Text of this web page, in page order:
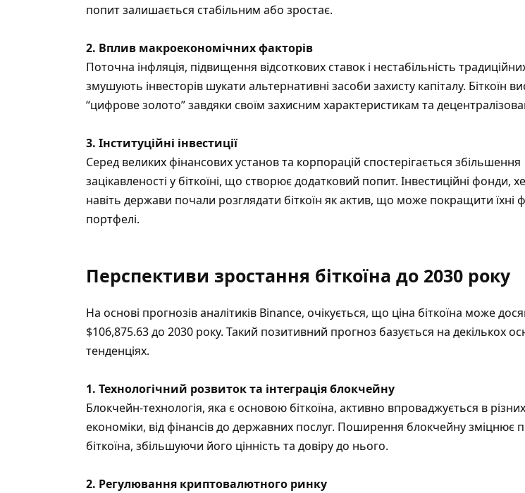
попит залишається стабільним або зростає.
2. Вплив макроекономічних факторів
Поточна інфляція, підвищення відсоткових ставок і нестабільність
змушують інвесторів шукати альтернативні засоби захисту капіталу. Біткоїн
“цифрове золото” завдяки своїм захисним характеристикам та
3. Інституційні інвестиції
Серед великих фінансових установ та корпорацій спостерігається збільшення
зацікавленості у біткоїні, що створює додатковий попит. Інвестиційні фонди,
навіть держави почали розглядати біткоїн як актив, що може покращити їхні
портфелі.
Перспективи зростання біткоїна до 2030 року
На основі прогнозів аналітиків Binance, очікується, що ціна біткоїна може
$106,875.63 до 2030 року. Такий позитивний прогноз базується на декількох
тенденціях.
1. Технологічний розвиток та інтеграція блокчейну
Блокчейн-технологія, яка є основою біткоїна, активно впроваджується в
економіки, від фінансів до державних послуг. Поширення блокчейну зміцнює
біткоїна, збільшуючи його цінність та довіру до нього.
2. Регулювання криптовалютного ринку